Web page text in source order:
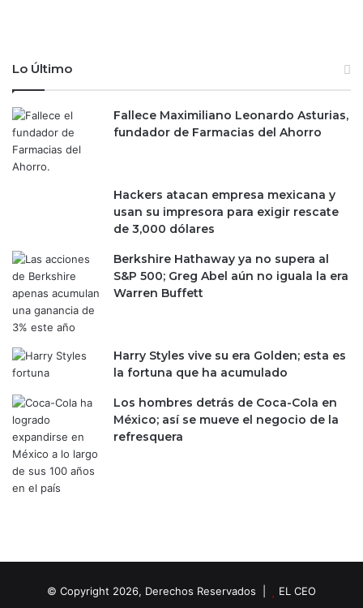
Lo Último
Fallece Maximiliano Leonardo Asturias,
fundador de Farmacias del Ahorro
Hackers atacan empresa mexicana y
usan su impresora para exigir rescate
de 3,000 dólares
Berkshire Hathaway ya no supera al
S&P 500; Greg Abel aún no iguala la era
Warren Buffett
Harry Styles vive su era Golden; esta es
la fortuna que ha acumulado
Los hombres detrás de Coca-Cola en
México; así se mueve el negocio de la
refresquera
© Copyright 2026, Derechos Reservados | EL CEO